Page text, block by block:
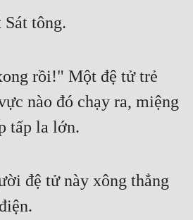
tông.
rồi!" Một đệ tử trẻ
nào đó chạy ra, miệng
tấp la lớn.
đệ tử này xông thẳng